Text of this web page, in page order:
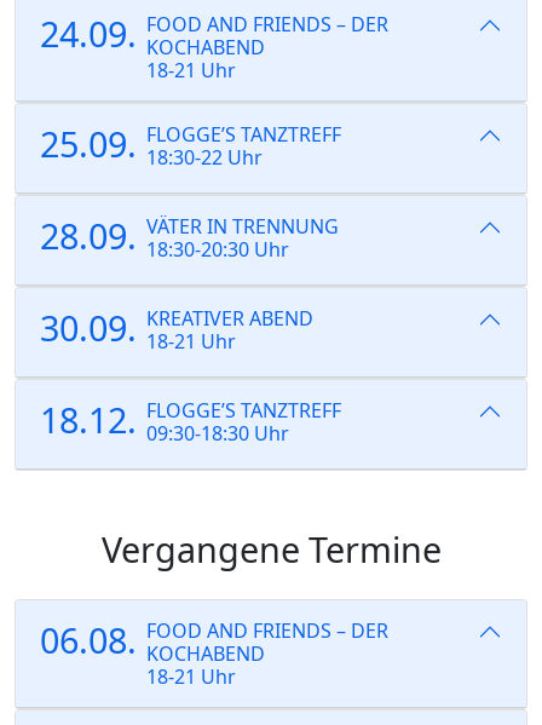
24.09. FOOD AND FRIENDS – DER
KOCHABEND
18-21 Uhr
25.09. FLOGGE’S TANZTREFF
18:30-22 Uhr
28.09. VÄTER IN TRENNUNG
18:30-20:30 Uhr
30.09. KREATIVER ABEND
18-21 Uhr
18.12. FLOGGE’S TANZTREFF
09:30-18:30 Uhr
Vergangene Termine
06.08. FOOD AND FRIENDS – DER
KOCHABEND
18-21 Uhr